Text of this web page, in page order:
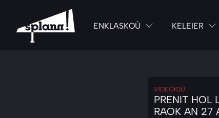
ENKLASKOÙ KELEIER
VIDEOIOÙ
PRENIT HOL
RAOK AN 27